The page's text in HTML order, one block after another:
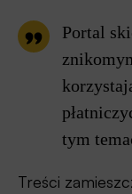
Portal
tym
Treści